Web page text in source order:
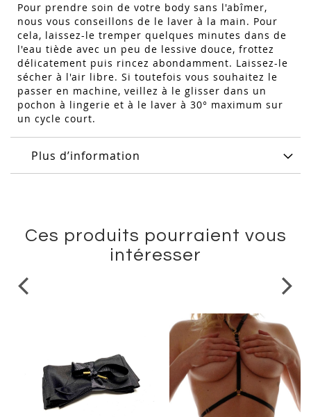
Pour prendre soin de votre body sans l'abîmer,
nous vous conseillons de le laver à la main. Pour
cela, laissez-le tremper quelques minutes dans de
l'eau tiède avec un peu de lessive douce, frottez
délicatement puis rincez abondamment. Laissez-le
sécher à l'air libre. Si toutefois vous souhaitez le
passer en machine, veillez à le glisser dans un
pochon à lingerie et à le laver à 30° maximum sur
un cycle court.
Plus d’information
Ces produits pourraient vous
intéresser